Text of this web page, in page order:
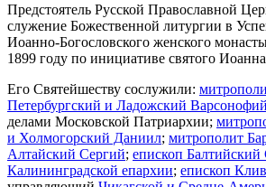
Предстоятель Русской Православной
служение Божественной литургии в
Иоанно-Богословского женского
1899 году по инициативе святого
Его Святейшеству сослужили:
Петербургский и Ладожский Варсонофий
делами Московской Патриархии;
и Холмогорский Даниил; митрополит
Алтайский Сергий; епископ
Калининградской епархии; епископ